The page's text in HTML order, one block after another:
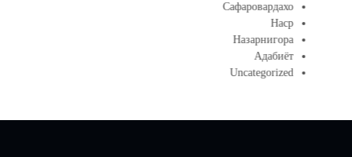
Сафаровардахо
Наср
Назарнигора
Адабиёт
Uncategorized